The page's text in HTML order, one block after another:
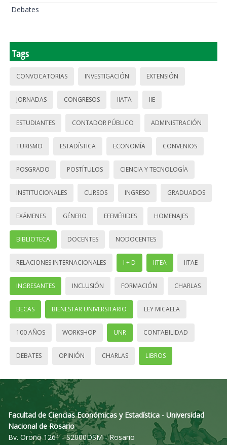
Debates
Tags
CONVOCATORIAS INVESTIGACIÓN EXTENSIÓN
JORNADAS CONGRESOS IIATA IIE
ESTUDIANTES CONTADOR PÚBLICO ADMINISTRACIÓN
TURISMO ESTADÍSTICA ECONOMÍA CONVENIOS
POSGRADO POSTÍTULOS CIENCIA Y TECNOLOGÍA
INSTITUCIONALES CURSOS INGRESO GRADUADOS
EXÁMENES GÉNERO EFEMÉRIDES HOMENAJES
BIBLIOTECA DOCENTES NODOCENTES
RELACIONES INTERNACIONALES I + D IITEA IITAE
INGRESANTES INCLUSIÓN FORMACIÓN CHARLAS
BECAS BIENESTAR UNIVERSITARIO LEY MICAELA
100 AÑOS WORKSHOP UNR CONTABILIDAD
DEBATES OPINIÓN CHARLAS LIBROS
Facultad de Ciencias Económicas y Estadística - Universidad
Nacional de Rosario
Bv. Oroño 1261 - S2000DSM - Rosario